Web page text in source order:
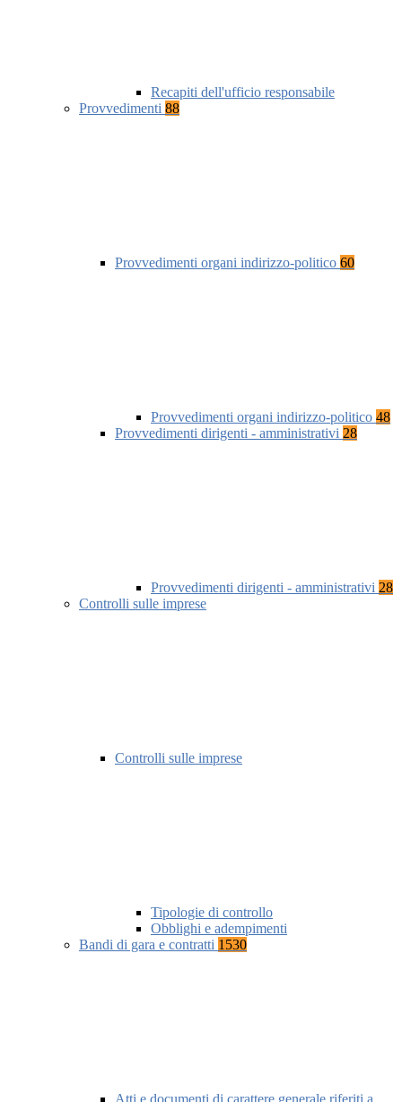
Recapiti dell'ufficio responsabile
Provvedimenti 88
Provvedimenti organi indirizzo-politico 60
Provvedimenti organi indirizzo-politico 48
Provvedimenti dirigenti - amministrativi 28
Provvedimenti dirigenti - amministrativi 28
Controlli sulle imprese
Controlli sulle imprese
Tipologie di controllo
Obblighi e adempimenti
Bandi di gara e contratti 1530